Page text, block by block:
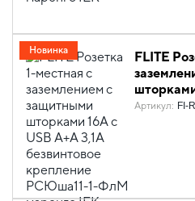
FLITE
Артикул: FI-
Новинка